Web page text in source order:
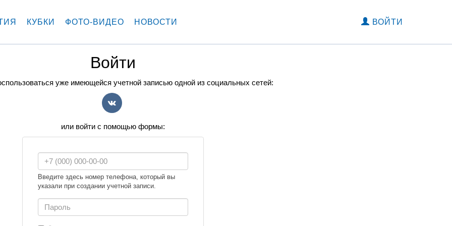
КУБКИ ФОТО-ВИДЕО НОВОСТИ ВОЙТИ
Войти
уже имеющейся учетной записью одной из социальных сетей:
или войти с помощью формы:
Введите здесь номер телефона, который вы
указали при создании учетной записи.